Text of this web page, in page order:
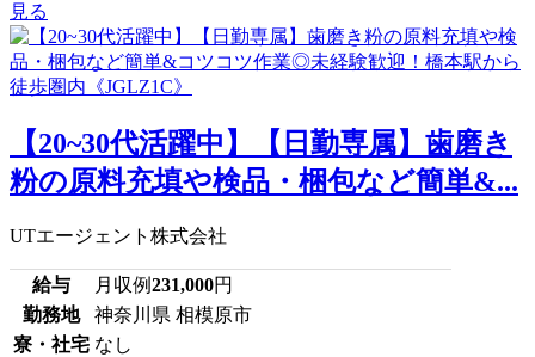
見る
【20~30代活躍中】【日勤専属】歯磨き
粉の原料充填や検品・梱包など簡単&...
UTエージェント株式会社
給与 月収例231,000円
勤務地
神奈川県 相模原市
寮・社宅 なし